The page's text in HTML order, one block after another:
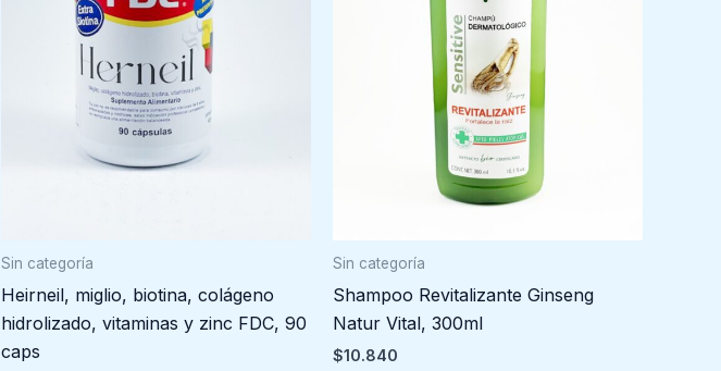
Sin categoría
Heirneil, miglio, biotina, colágeno
hidrolizado, vitaminas y zinc FDC, 90
caps
Sin categoría
Shampoo Revitalizante Ginseng
Natur Vital, 300ml
$10.840